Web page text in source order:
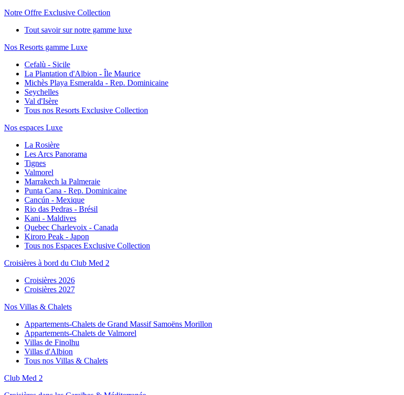
Notre Offre Exclusive Collection
Tout savoir sur notre gamme luxe
Nos Resorts gamme Luxe
Cefalù - Sicile
La Plantation d'Albion - Île Maurice
Michès Playa Esmeralda - Rep. Dominicaine
Seychelles
Val d'Isère
Tous nos Resorts Exclusive Collection
Nos espaces Luxe
La Rosière
Les Arcs Panorama
Tignes
Valmorel
Marrakech la Palmeraie
Punta Cana - Rep. Dominicaine
Cancún - Mexique
Rio das Pedras - Brésil
Kani - Maldives
Quebec Charlevoix - Canada
Kiroro Peak - Japon
Tous nos Espaces Exclusive Collection
Croisières à bord du Club Med 2
Croisières 2026
Croisières 2027
Nos Villas & Chalets
Appartements-Chalets de Grand Massif Samoëns Morillon
Appartements-Chalets de Valmorel
Villas de Finolhu
Villas d'Albion
Tous nos Villas & Chalets
Club Med 2